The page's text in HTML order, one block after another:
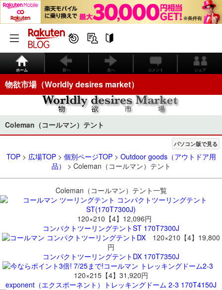
ホーム 前へ 次へ コメント シェア
物欲市場（Worldly desires market）
Coleman（コールマン）テント
パソコン版で見る
TOP> 広場TOP> 個別ページTOP> Outdoor goods（アウトドア用
品）
> Coleman（コールマン）テント
Coleman（コールマン）テント一覧
120×210【4】12,096円
コンパクトツーリングテントST 170T7300J
120×210【4】19,800
円
コンパクトツーリングテントDX 170T7350J
120×215【4】31,920円
exponent（エクスポーネント）トレッキングドーム 2-3 170T4150J